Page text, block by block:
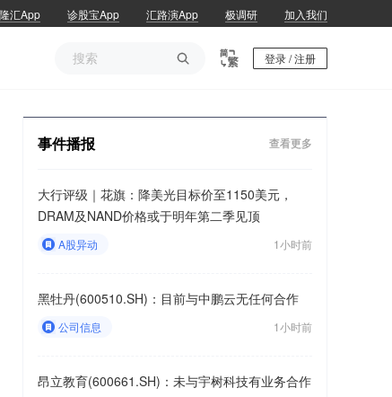
汇App 诊股宝App 汇路演App 极调研 加入我们
 登录 / 注册
事件播报 查看更多
大行评级｜花旗：降美光目标价至1150美元，
DRAM及NAND价格或于明年第二季见顶
A股异动 1小时前
黑牡丹(600510.SH)：目前与中鹏云无任何合作
公司信息 1小时前
昂立教育(600661.SH)：未与宇树科技有业务合作